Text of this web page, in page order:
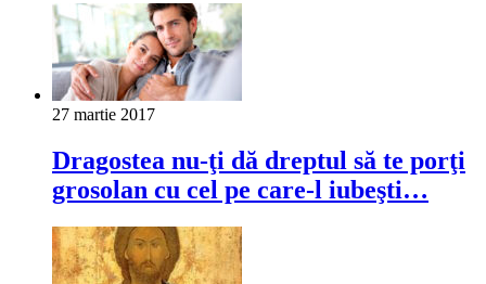
27 martie 2017
Dragostea nu-ţi dă dreptul să te porţi
grosolan cu cel pe care-l iubeşti…